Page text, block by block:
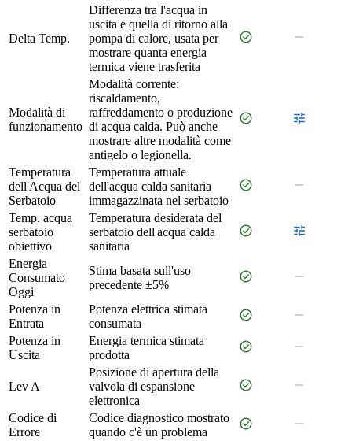
Delta Temp.
Differenza tra l'acqua in
uscita e quella di ritorno alla
pompa di calore, usata per
mostrare quanta energia
termica viene trasferita
check_circle remove
Modalità di
funzionamento
Modalità corrente:
riscaldamento,
raffreddamento o produzione
di acqua calda. Può anche
mostrare altre modalità come
antigelo o legionella.
check_circle tune
Temperatura
dell'Acqua del
Serbatoio
Temperatura attuale
dell'acqua calda sanitaria
immagazzinata nel serbatoio
check_circle remove
Temp. acqua
serbatoio
obiettivo
Temperatura desiderata del
serbatoio dell'acqua calda
sanitaria
check_circle tune
Energia
Consumato
Oggi
Stima basata sull'uso
precedente ±5%
check_circle remove
Potenza in
Entrata
Potenza elettrica stimata
consumata
check_circle remove
Potenza in
Uscita
Energia termica stimata
prodotta
check_circle remove
Lev A
Posizione di apertura della
valvola di espansione
elettronica
check_circle remove
Codice di
Errore
Codice diagnostico mostrato
quando c'è un problema
check_circle remove